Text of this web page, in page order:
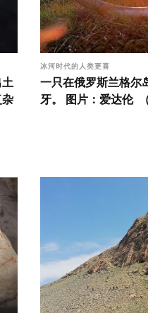
冰河时代的人类更喜
一只在俄罗斯兰格尔
牙。 图片：爱达伦